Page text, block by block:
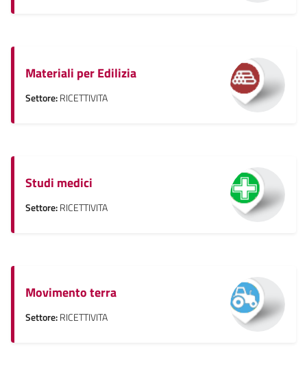
Materiali per Edilizia
Settore:RICETTIVITA
Studi medici
Settore:RICETTIVITA
Movimento terra
Settore:RICETTIVITA